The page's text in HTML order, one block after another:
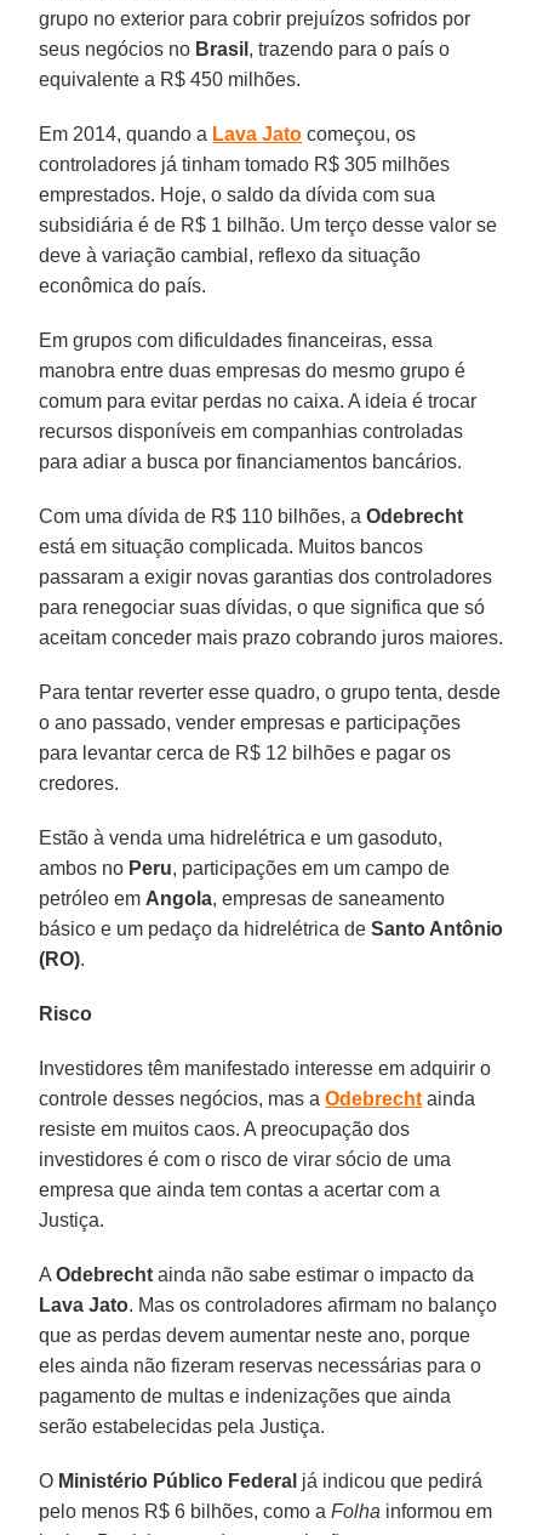
grupo no exterior para cobrir prejuízos sofridos por
seus negócios no Brasil , trazendo para o país o
equivalente a R$ 450 milhões.
Em 2014, quando a Lava Jato começou, os
controladores já tinham tomado R$ 305 milhões
emprestados. Hoje, o saldo da dívida com sua
subsidiária é de R$ 1 bilhão. Um terço desse valor se
deve à variação cambial, reflexo da situação
econômica do país.
Em grupos com dificuldades financeiras, essa
manobra entre duas empresas do mesmo grupo é
comum para evitar perdas no caixa. A ideia é trocar
recursos disponíveis em companhias controladas
para adiar a busca por financiamentos bancários.
Com uma dívida de R$ 110 bilhões, aOdebrecht
está em situação complicada. Muitos bancos
passaram a exigir novas garantias dos controladores
para renegociar suas dívidas, o que significa que só
aceitam conceder mais prazo cobrando juros maiores.
Para tentar reverter esse quadro, o grupo tenta, desde
o ano passado, vender empresas e participações
para levantar cerca de R$ 12 bilhões e pagar os
credores.
Estão à venda uma hidrelétrica e um gasoduto,
ambos no Peru, participações em um campo de
petróleo em Angola, empresas de saneamento
básico e um pedaço da hidrelétrica deSanto Antônio
(RO).
Risco
Investidores têm manifestado interesse em adquirir o
controle desses negócios, mas aOdebrecht ainda
resiste em muitos caos. A preocupação dos
investidores é com o risco de virar sócio de uma
empresa que ainda tem contas a acertar com a
Justiça.
AOdebrecht ainda não sabe estimar o impacto da
Lava Jato. Mas os controladores afirmam no balanço
que as perdas devem aumentar neste ano, porque
eles ainda não fizeram reservas necessárias para o
pagamento de multas e indenizações que ainda
serão estabelecidas pela Justiça.
O Ministério Público Federal já indicou que pedirá
pelo menos R$ 6 bilhões, como aFolha informou em